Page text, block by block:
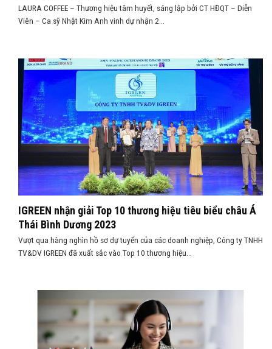
LAURA COFFEE – Thương hiệu tâm huyết, sáng lập bởi CT HĐQT – Diễn
Viên – Ca sỹ Nhật Kim Anh vinh dự nhận 2...
IGREEN nhận giải Top 10 thương hiệu tiêu biểu châu Á
Thái Bình Dương 2023
Vượt qua hàng nghìn hồ sơ dự tuyển của các doanh nghiệp, Công ty TNHH
TV&DV IGREEN đã xuất sắc vào Top 10 thương hiệu...